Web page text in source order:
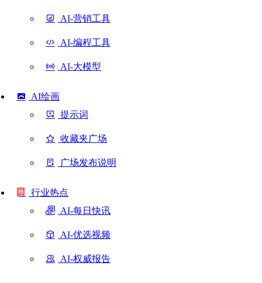
AI-营销工具
AI-编程工具
AI-大模型
AI绘画
提示词
收藏夹广场
广场发布说明
行业热点
AI-每日快讯
AI-优选视频
AI-权威报告